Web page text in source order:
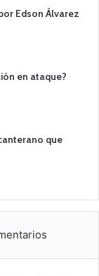
Edson Álvarez
en ataque?
que